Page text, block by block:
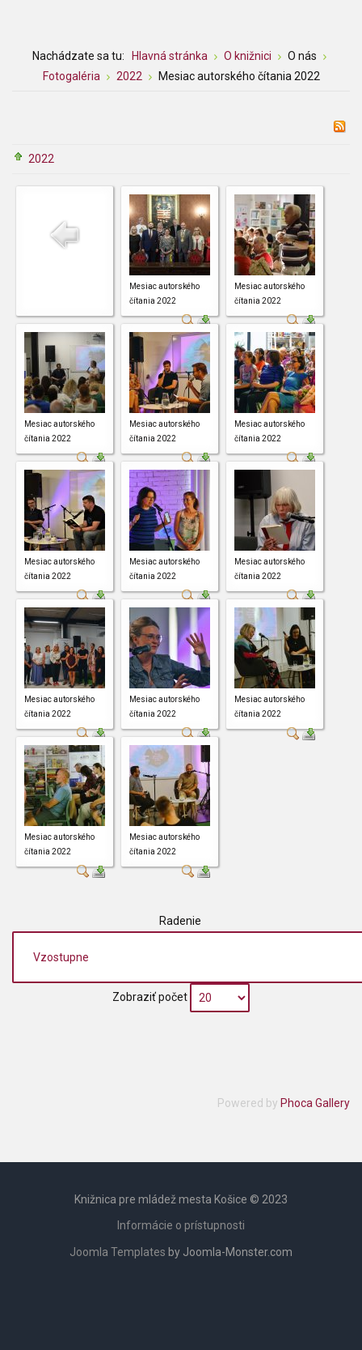
Nachádzate sa tu: Hlavná stránka O knižnici
O nás
Fotogaléria
2022 Mesiac autorského čítania 2022
2022
Mesiac autorského
čítania 2022
Mesiac autorského
čítania 2022
Mesiac autorského
čítania 2022
Mesiac autorského
čítania 2022
Mesiac autorského
čítania 2022
Mesiac autorského
čítania 2022
Mesiac autorského
čítania 2022
Mesiac autorského
čítania 2022
Mesiac autorského
čítania 2022
Mesiac autorského
čítania 2022
Mesiac autorského
čítania 2022
Mesiac autorského
čítania 2022
Mesiac autorského
čítania 2022
Radenie
Zobraziť počet
Powered by Phoca Gallery
Knižnica pre mládež mesta Košice © 2023
Informácie o prístupnosti
Joomla Templates by Joomla-Monster.com